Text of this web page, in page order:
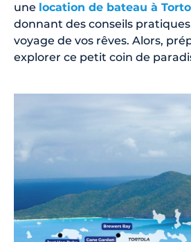
une location de bateau à
donnant des conseils
voyage de vos rêves. Alors,
explorer ce petit coin de